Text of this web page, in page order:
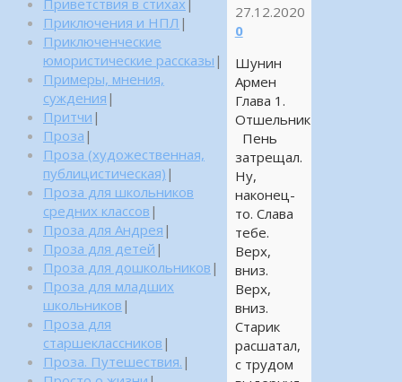
27.12.2020
0
Шунин
Армен
Глава 1.
Отшельник
Пень
затрещал.
Ну,
наконец-
то. Слава
тебе.
Верх,
вниз.
Верх,
вниз.
Старик
расшатал,
с трудом
Приветствия в стихах
Приключения и НПЛ |
Приключенческие
юмористические рассказы |
Примеры, мнения,
суждения |
Притчи |
Проза |
Проза (художественная,
публицистическая) |
Проза для школьников
средних классов |
Проза для Андрея |
Проза для детей |
Проза для дошкольников |
Проза для младших
школьников |
Проза для
старшеклассников |
Проза. Путешествия. |